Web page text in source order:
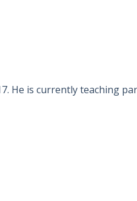
He is currently teaching